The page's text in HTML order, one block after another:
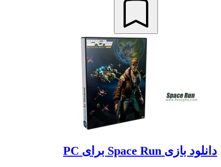
دانلود بازی Space Run برای PC